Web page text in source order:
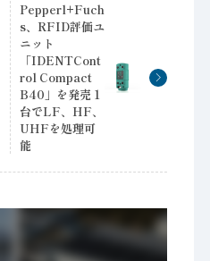
Pepperl+Fuch
s、RFID評価ユ
ニット
「IDENTCont
rol Compact
B40」を発売 1
台でLF、HF、
UHFを処理可
能